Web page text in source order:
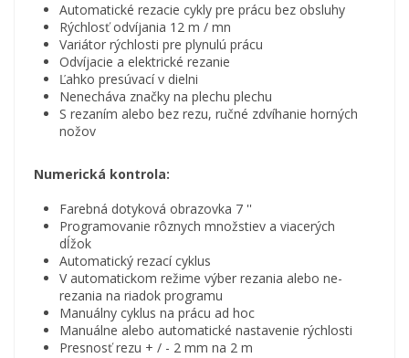
Automatické rezacie cykly pre prácu bez obsluhy
Rýchlosť odvíjania 12 m / mn
Variátor rýchlosti pre plynulú prácu
Odvíjacie a elektrické rezanie
Ľahko presúvací v dielni
Nenecháva značky na plechu plechu
S rezaním alebo bez rezu, ručné zdvíhanie horných
nožov
Numerická kontrola:
Farebná dotyková obrazovka 7 ''
Programovanie rôznych množstiev a viacerých
dĺžok
Automatický rezací cyklus
V automatickom režime výber rezania alebo ne-
rezania na riadok programu
Manuálny cyklus na prácu ad hoc
Manuálne alebo automatické nastavenie rýchlosti
Presnosť rezu + / - 2 mm na 2 m